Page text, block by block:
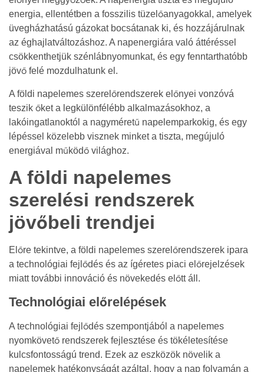
energia, ellentétben a fosszilis tüzelőanyagokkal, amelyek
üvegházhatású gázokat bocsátanak ki, és hozzájárulnak
az éghajlatváltozáshoz. A napenergiára való áttéréssel
csökkenthetjük szénlábnyomunkat, és egy fenntarthatóbb
jövő felé mozdulhatunk el.
A földi napelemes szerelőrendszerek előnyei vonzóvá
teszik őket a legkülönfélébb alkalmazásokhoz, a
lakóingatlanoktól a nagyméretű napelemparkokig, és egy
lépéssel közelebb visznek minket a tiszta, megújuló
energiával működő világhoz.
A földi napelemes
szerelési rendszerek
jövőbeli trendjei
Előre tekintve, a földi napelemes szerelőrendszerek ipara
a technológiai fejlődés és az ígéretes piaci előrejelzések
miatt további innováció és növekedés előtt áll.
Technológiai előrelépések
A technológiai fejlődés szempontjából a napelemes
nyomkövető rendszerek fejlesztése és tökéletesítése
kulcsfontosságú trend. Ezek az eszközök növelik a
napelemek hatékonyságát azáltal, hogy a nap folyamán a